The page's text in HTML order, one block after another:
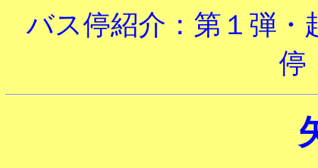
バス停紹介：第１弾
停